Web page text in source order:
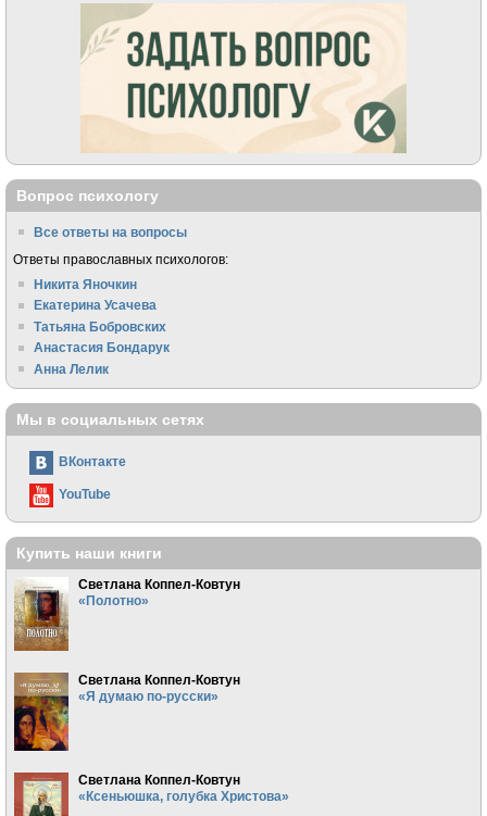
Вопрос психологу
Все ответы на вопросы
Ответы православных психологов:
Никита Яночкин
Екатерина Усачева
Татьяна Бобровских
Анастасия Бондарук
Анна Лелик
Мы в социальных сетях
ВКонтакте
YouTube
Купить наши книги
Светлана Коппел-Ковтун
«Полотно»
Светлана Коппел-Ковтун
«Я думаю по-русски»
Светлана Коппел-Ковтун
«Ксеньюшка, голубка Христова»